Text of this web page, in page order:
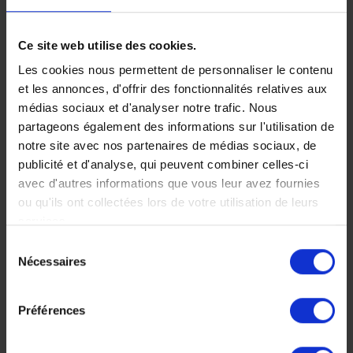
Ce site web utilise des cookies.
Les cookies nous permettent de personnaliser le contenu
et les annonces, d'offrir des fonctionnalités relatives aux
médias sociaux et d'analyser notre trafic. Nous
partageons également des informations sur l'utilisation de
notre site avec nos partenaires de médias sociaux, de
publicité et d'analyse, qui peuvent combiner celles-ci
avec d'autres informations que vous leur avez fournies
ou qu'ils ont collectées lors de votre utilisation de leurs
Nécessaires
Préférences
voyage et
aventure
Voyage et aventure de la
mythique Diego Suarez,
aux mystérieuses Tsingy
rouges et gris (réserve
naturelle de l'Ankarana) à
avons sélectionnez pour
vous un kaléidoscope des
plus beaux sites du nord
de Madagascar.
650 €
Nos incontournables